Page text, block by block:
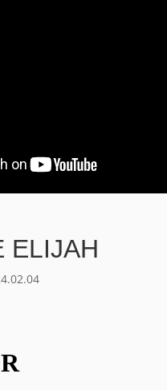
ELIJAH